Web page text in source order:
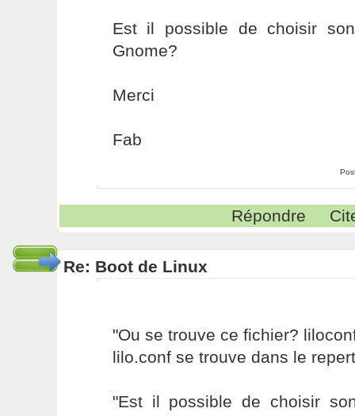
Est il possible de choisir
Gnome?
Merci
Fab
Répondre
Re: Boot de Linux
"Ou se trouve ce fichier?
lilo.conf se trouve dans le
"Est il possible de choisir